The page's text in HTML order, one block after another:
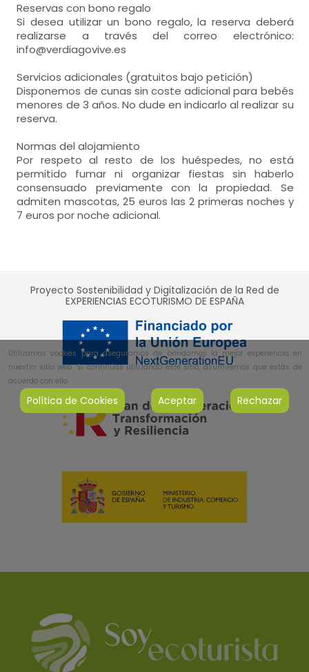
Reservas con bono regalo
Si desea utilizar un bono regalo, la reserva deberá
realizarse a través del correo electrónico:
info@verdiagovive.es
Servicios adicionales (gratuitos bajo petición)
Disponemos de cunas sin coste adicional para bebés
menores de 3 años. No dude en indicarlo al realizar su
reserva.
Normas del alojamiento
Por respeto al resto de los huéspedes, no está
permitido fumar ni organizar fiestas sin haberlo
consensuado previamente con la propiedad. Se
admiten mascotas, 25 euros las 2 primeras noches y
7 euros por noche adicional.
Proyecto Sostenibilidad y Digitalización de la Red de
EXPERIENCIAS ECOTURISMO DE ESPAÑA
Utilizamos cookies para asegurarnos de brindarnos la mejor experiencia en
nuestro sitio web. Si continúas utilizando este sitio, asumiremos que estás de
acuerdo con ello.
Política de Cookies Aceptar Rechazar